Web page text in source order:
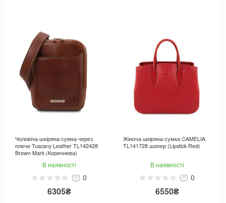
Чоловіча шкіряна сумка через
плече Tuscany Leather TL142428
Brown Mark (Коричнева)
В наявності
0
6305₴
Жіноча шкіряна сумка CAMELIA
TL141728 шопер (Lipstick Red)
В наявності
0
6550₴